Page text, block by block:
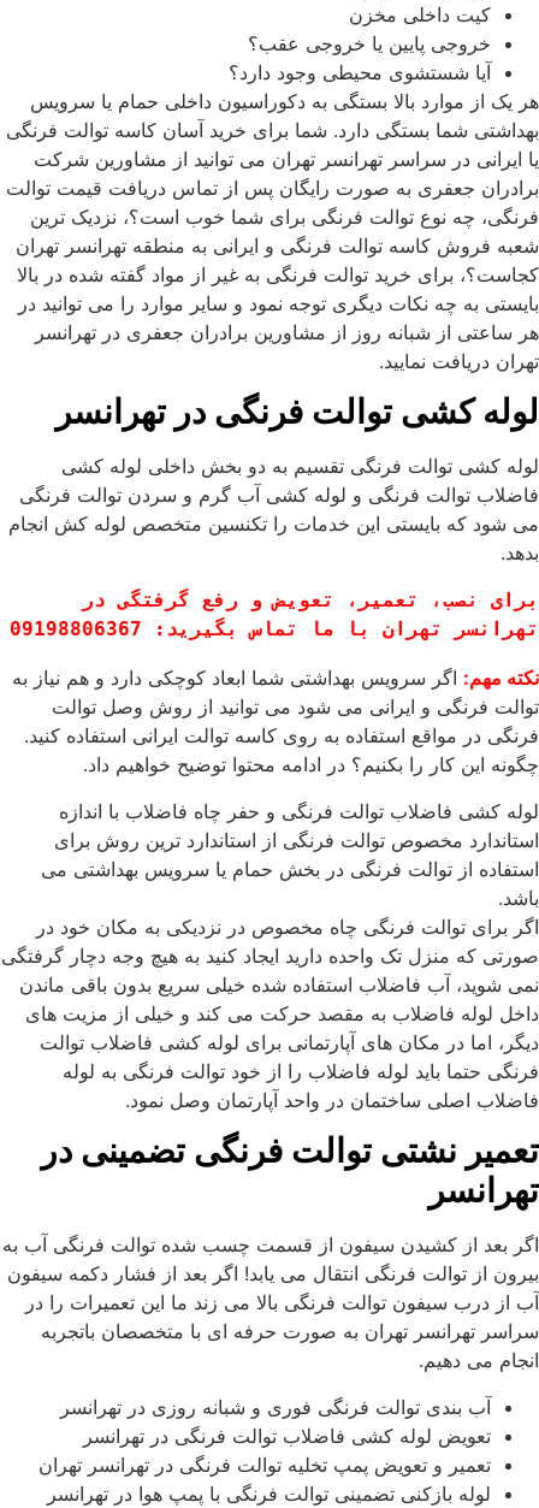
کیت داخلی مخزن
خروجی پایین یا خروجی عقب؟
آیا شستشوی محیطی وجود دارد؟
هر یک از موارد بالا بستگی به دکوراسیون داخلی حمام یا سرویس
بهداشتی شما بستگی دارد. شما برای خرید آسان کاسه توالت فرنگی
یا ایرانی در سراسر تهرانسر تهران می توانید از مشاورین شرکت
برادران جعفری به صورت رایگان پس از تماس دریافت قیمت توالت
فرنگی، چه نوع توالت فرنگی برای شما خوب است؟، نزدیک ترین
شعبه فروش کاسه توالت فرنگی و ایرانی به منطقه تهرانسر تهران
کجاست؟، برای خرید توالت فرنگی به غیر از مواد گفته شده در بالا
بایستی به چه نکات دیگری توجه نمود و سایر موارد را می توانید در
هر ساعتی از شبانه روز از مشاورین برادران جعفری در تهرانسر
تهران دریافت نمایید.
لوله کشی توالت فرنگی در تهرانسر
لوله کشی توالت فرنگی تقسیم به دو بخش داخلی لوله کشی
فاضلاب توالت فرنگی و لوله کشی آب گرم و سردن توالت فرنگی
می شود که بایستی این خدمات را تکنسین متخصص لوله کش انجام
بدهد.
تهرانسر تهران با ما تماس بگیرید: 09198806367
نکته مهم: اگر سرویس بهداشتی شما ابعاد کوچکی دارد و هم نیاز به
توالت فرنگی و ایرانی می شود می توانید از روش وصل توالت
فرنگی در مواقع استفاده به روی کاسه توالت ایرانی استفاده کنید.
چگونه این کار را بکنیم؟ در ادامه محتوا توضیح خواهیم داد.
لوله کشی فاضلاب توالت فرنگی و حفر چاه فاضلاب با اندازه
استاندارد مخصوص توالت فرنگی از استاندارد ترین روش برای
استفاده از توالت فرنگی در بخش حمام یا سرویس بهداشتی می
باشد.
اگر برای توالت فرنگی چاه مخصوص در نزدیکی به مکان خود در
صورتی که منزل تک واحده دارید ایجاد کنید به هیچ وجه دچار گرفتگی
نمی شوید، آب فاضلاب استفاده شده خیلی سریع بدون باقی ماندن
داخل لوله فاضلاب به مقصد حرکت می کند و خیلی از مزیت های
دیگر، اما در مکان های آپارتمانی برای لوله کشی فاضلاب توالت
فرنگی حتما باید لوله فاضلاب را از خود توالت فرنگی به لوله
فاضلاب اصلی ساختمان در واحد آپارتمان وصل نمود.
تعمیر نشتی توالت فرنگی تضمینی در
تهرانسر
اگر بعد از کشیدن سیفون از قسمت چسب شده توالت فرنگی آب به
بیرون از توالت فرنگی انتقال می یابد! اگر بعد از فشار دکمه سیفون
آب از درب سیفون توالت فرنگی بالا می زند ما این تعمیرات را در
سراسر تهرانسر تهران به صورت حرفه ای با متخصصان باتجربه
انجام می دهیم.
آب بندی توالت فرنگی فوری و شبانه روزی در تهرانسر
تعویض لوله کشی فاضلاب توالت فرنگی در تهرانسر
تعمیر و تعویض پمپ تخلیه توالت فرنگی در تهرانسر تهران
لوله بازکنی تضمینی توالت فرنگی با پمپ هوا در تهرانسر